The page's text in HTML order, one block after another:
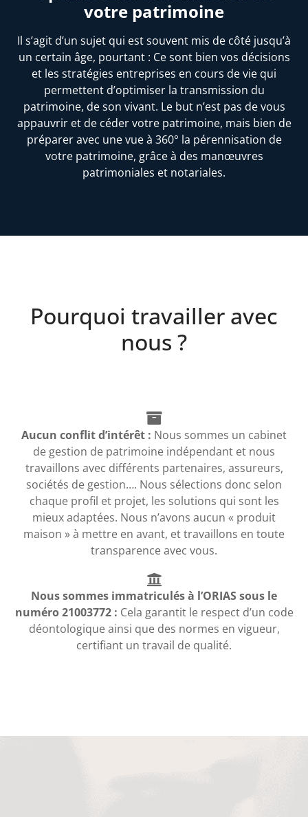
votre patrimoine
Il s’agit d’un sujet qui est souvent mis de côté jusqu’à
un certain âge, pourtant : Ce sont bien vos décisions
et les stratégies entreprises en cours de vie qui
permettent d’optimiser la transmission du
patrimoine, de son vivant. Le but n’est pas de vous
appauvrir et de céder votre patrimoine, mais bien de
préparer avec une vue à 360° la pérennisation de
votre patrimoine, grâce à des manœuvres
patrimoniales et notariales.
Pourquoi travailler avec
nous ?
Aucun conflit d’intérêt : Nous sommes un cabinet
de gestion de patrimoine indépendant et nous
travaillons avec différents partenaires, assureurs,
sociétés de gestion…. Nous sélections donc selon
chaque profil et projet, les solutions qui sont les
mieux adaptées. Nous n’avons aucun « produit
maison » à mettre en avant, et travaillons en toute
transparence avec vous.
Nous sommes immatriculés à l’ORIAS sous le
numéro 21003772 : Cela garantit le respect d’un code
déontologique ainsi que des normes en vigueur,
certifiant un travail de qualité.